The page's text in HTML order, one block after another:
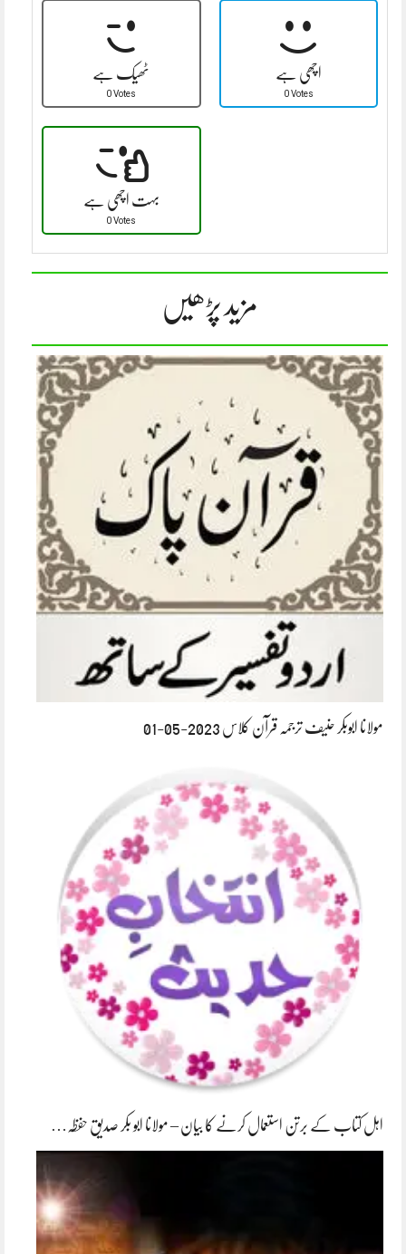
ٹھیک ہے
0 Votes
اچھی ہے
0 Votes
بہت اچھی ہے
0 Votes
مزید پڑھیں
مولانا ابوبکر حنیف ترجمہ قرآن کلاس 2023-05-01
اہل کتاب کے برتن استعمال کرنے کا بیان – مولانا ابو بکر صدیق حفظہ…